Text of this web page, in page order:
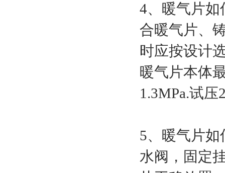
4、暖气片如
合暖气片、
时应按设计
暖气片本体
1.3MPa.试
5、暖气片
水阀，固定